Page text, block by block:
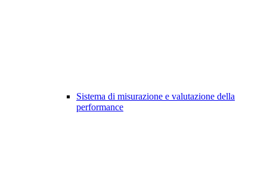
Sistema di misurazione e valutazione della
performance